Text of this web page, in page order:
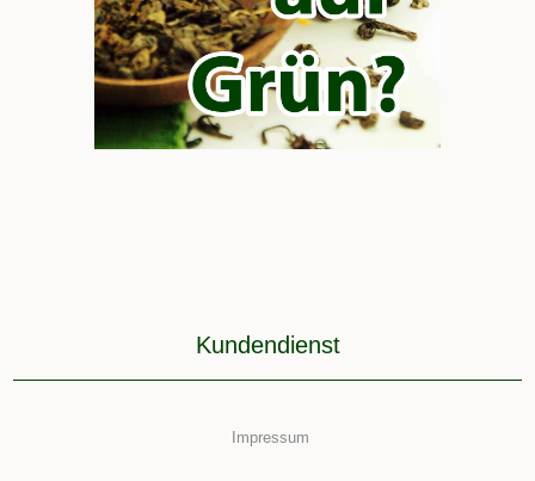
Kundendienst
Impressum